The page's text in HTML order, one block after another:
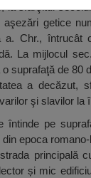
sfârşitul
getice
Chr., întrucât
La mijlocul
suprafaţă de 80
a decăzut,
şi slavilor la
pe
epoca
principală
și mic